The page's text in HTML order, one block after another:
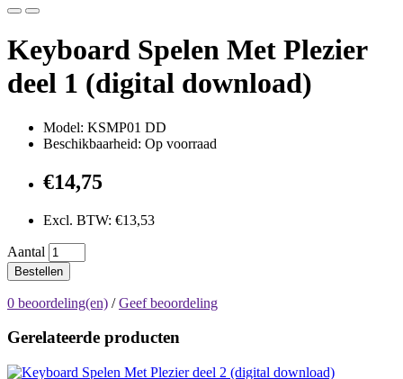
Keyboard Spelen Met Plezier
deel 1 (digital download)
Model: KSMP01 DD
Beschikbaarheid: Op voorraad
€14,75
Excl. BTW: €13,53
Aantal
Bestellen
0 beoordeling(en) /Geef beoordeling
Gerelateerde producten